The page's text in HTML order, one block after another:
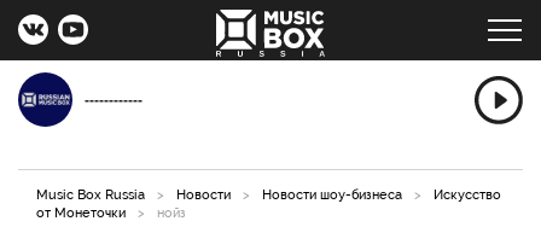
------------
Music Box Russia > Новости > Новости шоу-бизнеса >
Искусство
от Монеточки
> нойз